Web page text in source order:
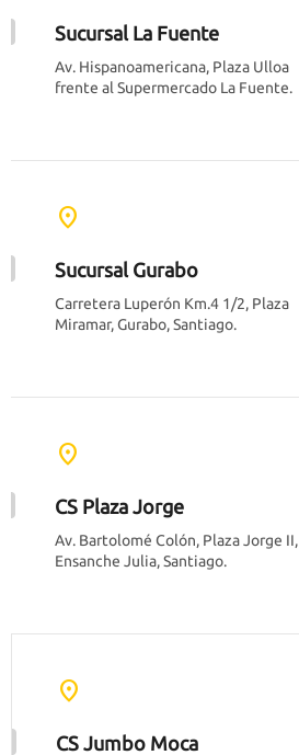
Sucursal La Fuente
Av. Hispanoamericana, Plaza Ulloa
frente al Supermercado La Fuente.
location_on
Sucursal Gurabo
Carretera Luperón Km.4 1/2, Plaza
Miramar, Gurabo, Santiago.
location_on
CS Plaza Jorge
Av. Bartolomé Colón, Plaza Jorge II,
Ensanche Julia, Santiago.
location_on
CS Jumbo Moca